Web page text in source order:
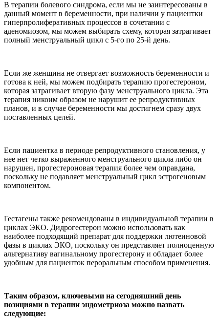
В терапии болевого синдрома, если мы не заинтересованы в
данный момент в беременности, при наличии у пациентки
гиперпролиферативных процессов в сочетании с
аденомиозом, мы можем выбирать схему, которая затрагивает
полный менструальный цикл с 5-го по 25-й день.
Если же женщина не отвергает возможность беременности и
готова к ней, мы можем подбирать терапию прогестероном,
которая затрагивает вторую фазу менструального цикла. Эта
терапия никоим образом не нарушит ее репродуктивных
планов, и в случае беременности мы достигнем сразу двух
поставленных целей.
Если пациентка в периоде репродуктивного становления, у
нее нет четко выраженного менструального цикла либо он
нарушен, прогестероновая терапия более чем оправдана,
поскольку не подавляет менструальный цикл эстрогеновым
компонентом.
Гестагены также рекомендованы в индивидуальной терапии в
циклах ЭКО. Дидрогестерон можно использовать как
наиболее подходящий препарат для поддержки лютеиновой
фазы в циклах ЭКО, поскольку он представляет полноценную
альтернативу вагинальному прогестерону и обладает более
удобным для пациенток пероральным способом применения.
Таким образом, ключевыми на сегодняшний день
позициями в терапии эндометриоза можно назвать
следующие: